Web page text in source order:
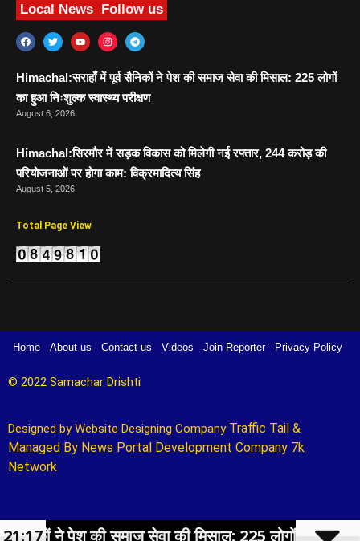
Local News Follow us
Himachal:सराहाँ में पूर्व सैनिकों ने पेश की समाज सेवा की मिसाल: 225 लोगों
का हुआ निःशुल्क स्वास्थ्य परीक्षण
August 6, 2026
Himachal:सिरमौर में सड़क विकास को मिलेगी नई रफ्तार, 244 करोड़ की
परियोजनाओं पर होगा काम: विक्रमादित्य सिंह
August 5, 2026
Total Page View
Home About us Contact us Videos Join Reporter Privacy Policy
© 2022 Samachar Drishti
Designed by Website Designing Company Traffic Tail &
Managed By News Portal Development Company 7k
Network
पेश की समाज सेवा की मिसाल: 225 लोगों का हुआ निःशुल्क
21:17